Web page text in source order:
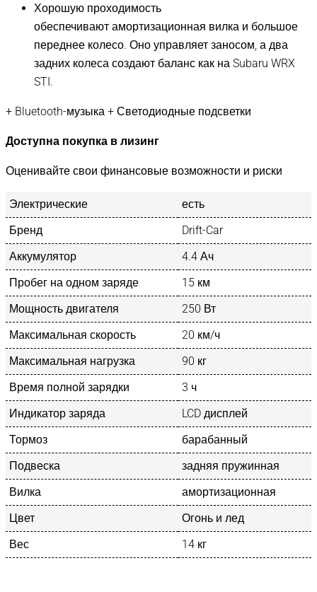
Хорошую проходимость
обеспечивают амортизационная вилка и большое
переднее колесо. Оно управляет заносом, а два
задних колеса создают баланс как на Subaru WRX
STI.
+ Bluetooth-музыка + Светодиодные подсветки
Доступна покупка в лизинг
Оценивайте свои финансовые возможности и риски
Электрические
есть
Бренд
Drift-Car
Аккумулятор
4.4 Ач
Пробег на одном заряде
15 км
Мощность двигателя
250 Вт
Максимальная скорость
20 км/ч
Максимальная нагрузка
90 кг
Время полной зарядки
3 ч
Индикатор заряда
LCD дисплей
Тормоз
барабанный
Подвеска
задняя пружинная
Вилка
амортизационная
Цвет
Огонь и лед
Вес
14 кг